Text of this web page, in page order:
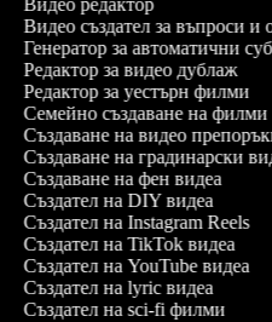
Видео редактор
Видео създател за въпроси и
Генератор за автоматични
Редактор за видео дублаж
Редактор за уестърн филми
Семейно създаване на филми
Създаване на видео
Създаване на градинарски
Създаване на фен видеа
Създател на DIY видеа
Създател на Instagram Reels
Създател на TikTok видеа
Създател на YouTube видеа
Създател на lyric видеа
Създател на sci-fi филми